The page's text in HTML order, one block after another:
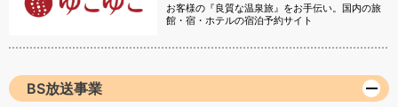
お客様の『良質な温泉旅』をお手伝い。国内の旅
館・宿・ホテルの宿泊予約サイト
BS放送事業